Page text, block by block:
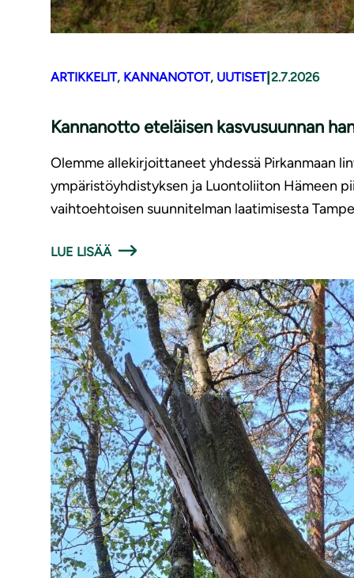
ARTIKKELIT, KANNANOTOT, UUTISET|2.7.2026
Kannanotto eteläisen kasvusuunnan
Olemme allekirjoittaneet yhdessä Pirkanmaan
ympäristöyhdistyksen ja Luontoliiton Hämeen
vaihtoehtoisen suunnitelman laatimisesta
LUE LISÄÄ